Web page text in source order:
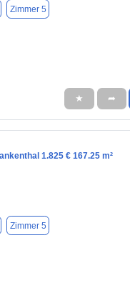
Zimmer 5
★ ➦
1.825 € 167.25 m²
Zimmer 5